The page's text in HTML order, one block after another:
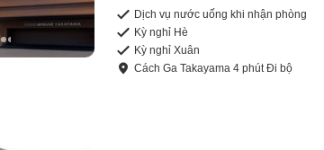
Dịch vụ nước uống khi nhận phòng
Kỳ nghỉ Hè
Kỳ nghỉ Xuân
CáchGa Takayama4 phútĐi bộ